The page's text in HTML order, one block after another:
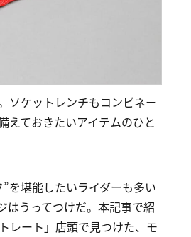
ソケットレンチもコンビネー
えておきたいアイテムのひと
を堪能したいライダーも多い
はうってつけだ。本記事で紹
レート」店頭で見つけた、モ